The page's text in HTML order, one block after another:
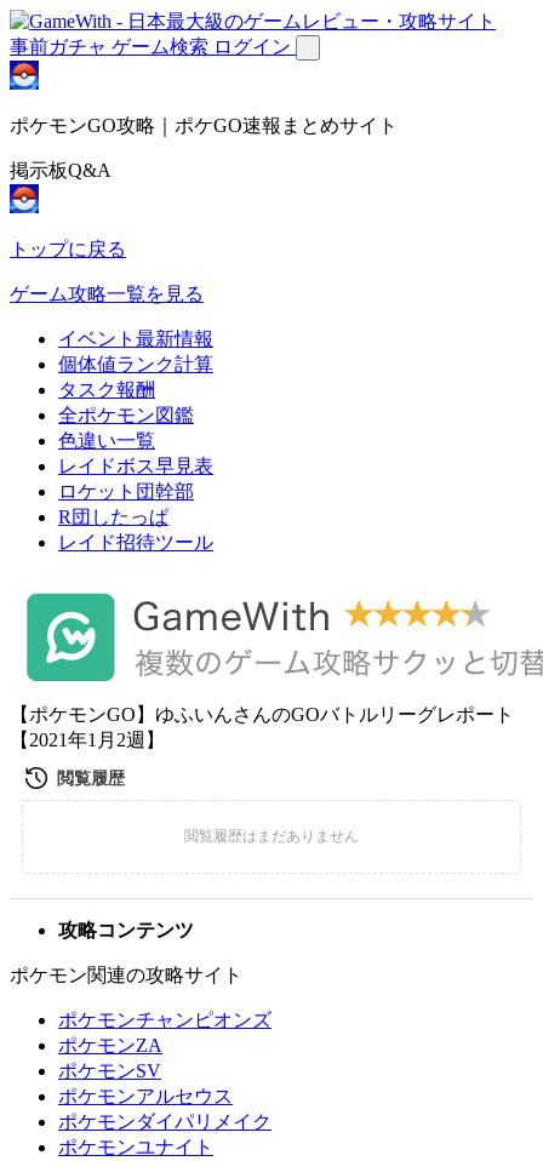
事前ガチャ ゲーム検索 ログイン
ポケモンGO攻略｜ポケGO速報まとめサイト
掲示板Q&A
トップに戻る
ゲーム攻略一覧を見る
イベント最新情報
個体値ランク計算
タスク報酬
全ポケモン図鑑
色違い一覧
レイドボス早見表
ロケット団幹部
R団したっぱ
レイド招待ツール
【ポケモンGO】ゆふいんさんのGOバトルリーグレポート
【2021年1月2週】
攻略コンテンツ
ポケモン関連の攻略サイト
ポケモンチャンピオンズ
ポケモンZA
ポケモンSV
ポケモンアルセウス
ポケモンダイパリメイク
ポケモンユナイト